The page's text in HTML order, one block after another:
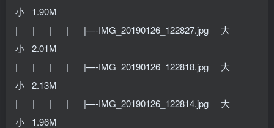
小 1.90M
| | | | |—-IMG_20190126_122827.jpg 大
小 2.01M
| | | | |—-IMG_20190126_122818.jpg 大
小 2.13M
| | | | |—-IMG_20190126_122814.jpg 大
小 1.96M